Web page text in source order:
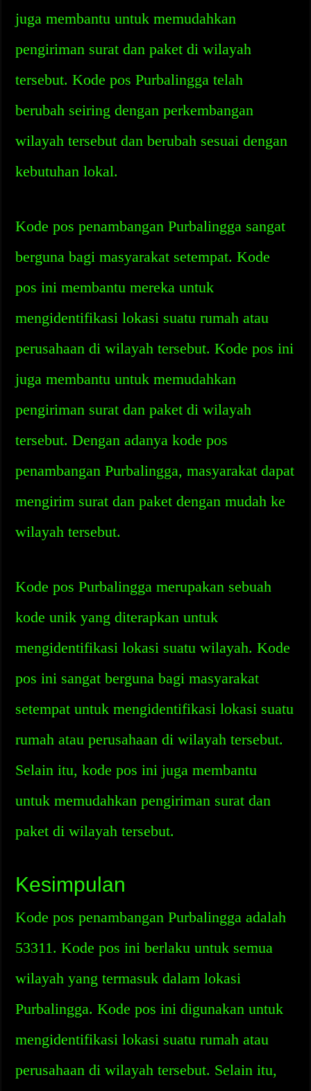
juga membantu untuk memudahkan
pengiriman surat dan paket di wilayah
tersebut. Kode pos Purbalingga telah
berubah seiring dengan perkembangan
wilayah tersebut dan berubah sesuai dengan
kebutuhan lokal.
Kode pos penambangan Purbalingga sangat
berguna bagi masyarakat setempat. Kode
pos ini membantu mereka untuk
mengidentifikasi lokasi suatu rumah atau
perusahaan di wilayah tersebut. Kode pos ini
juga membantu untuk memudahkan
pengiriman surat dan paket di wilayah
tersebut. Dengan adanya kode pos
penambangan Purbalingga, masyarakat dapat
mengirim surat dan paket dengan mudah ke
wilayah tersebut.
Kode pos Purbalingga merupakan sebuah
kode unik yang diterapkan untuk
mengidentifikasi lokasi suatu wilayah. Kode
pos ini sangat berguna bagi masyarakat
setempat untuk mengidentifikasi lokasi suatu
rumah atau perusahaan di wilayah tersebut.
Selain itu, kode pos ini juga membantu
untuk memudahkan pengiriman surat dan
paket di wilayah tersebut.
Kesimpulan
Kode pos penambangan Purbalingga adalah
53311. Kode pos ini berlaku untuk semua
wilayah yang termasuk dalam lokasi
Purbalingga. Kode pos ini digunakan untuk
mengidentifikasi lokasi suatu rumah atau
perusahaan di wilayah tersebut. Selain itu,